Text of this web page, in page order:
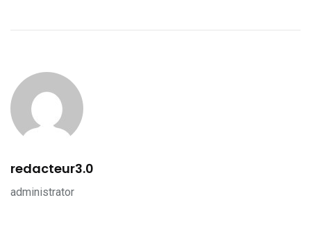
redacteur3.0
administrator